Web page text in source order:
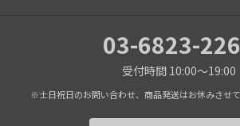
03-6823-
受付時間 10:00～19:00
※土日祝日のお問い合わせ、商品発送はお休みさせて